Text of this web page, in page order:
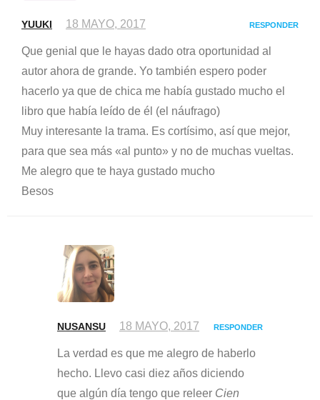
YUUKI 18 MAYO, 2017 RESPONDER
Que genial que le hayas dado otra oportunidad al
autor ahora de grande. Yo también espero poder
hacerlo ya que de chica me había gustado mucho el
libro que había leído de él (el náufrago)
Muy interesante la trama. Es cortísimo, así que mejor,
para que sea más «al punto» y no de muchas vueltas.
Me alegro que te haya gustado mucho
Besos
NUSANSU 18 MAYO, 2017 RESPONDER
La verdad es que me alegro de haberlo
hecho. Llevo casi diez años diciendo
que algún día tengo que releer Cien